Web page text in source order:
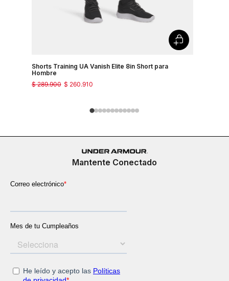
Shorts Training UA Vanish Elite 8in Short para
Hombre
$ 260.910
$ 289.900
Mantente Conectado